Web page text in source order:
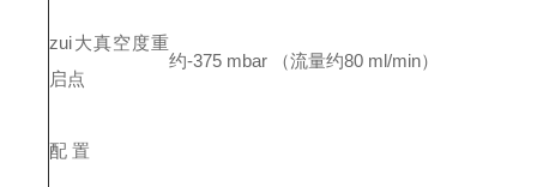
zui大真空度重
启点
约-375 mbar （流量约80 ml/min）
配 置